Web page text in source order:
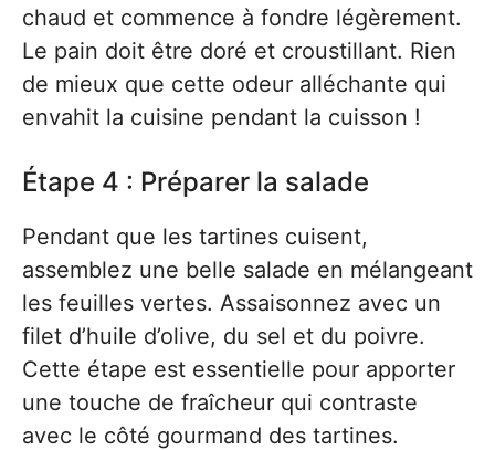
chaud et commence à fondre légèrement.
Le pain doit être doré et croustillant. Rien
de mieux que cette odeur alléchante qui
envahit la cuisine pendant la cuisson !
Étape 4 : Préparer la salade
Pendant que les tartines cuisent,
assemblez une belle salade en mélangeant
les feuilles vertes. Assaisonnez avec un
filet d’huile d’olive, du sel et du poivre.
Cette étape est essentielle pour apporter
une touche de fraîcheur qui contraste
avec le côté gourmand des tartines.